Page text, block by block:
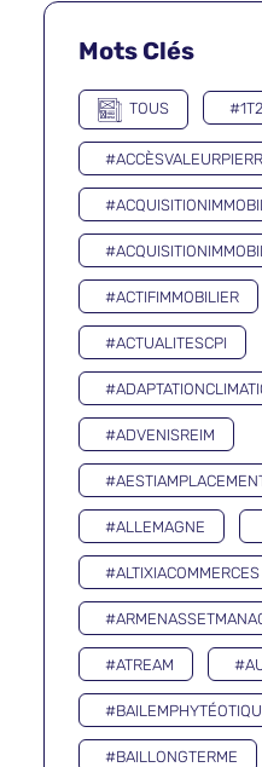
Mots Clés
TOUS
#ACTIFIMMOBILIER
#ACTUALITESCPI
#ADVENISREIM
#ALLEMAGNE
#ALTIXIACOMMERCES
#ATREAM
#BAILLONGTERME